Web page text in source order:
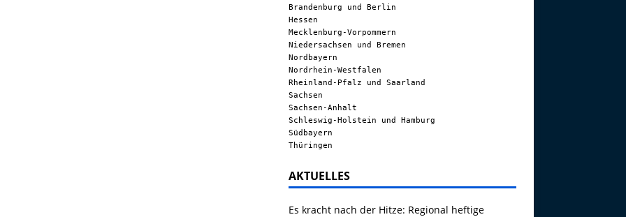
Brandenburg und Berlin
Hessen
Mecklenburg-Vorpommern
Niedersachsen und Bremen
Nordbayern
Nordrhein-Westfalen
Rheinland-Pfalz und Saarland
Sachsen
Sachsen-Anhalt
Schleswig-Holstein und Hamburg
Südbayern
Thüringen
AKTUELLES
Es kracht nach der Hitze: Regional heftige